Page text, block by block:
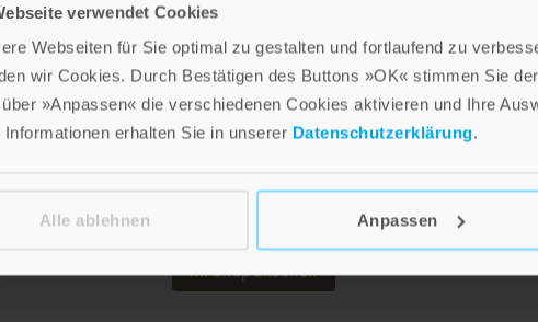
verwendet Cookies
Webseiten für Sie optimal zu gestalten und fortlaufend zu
wir Cookies. Durch Bestätigen des Buttons »OK« stimmen Sie
»Anpassen« die verschiedenen Cookies aktivieren und Ihre
Informationen erhalten Sie in unserer Datenschutzerklärung.
Alle ablehnen Anpassen
und
Peter Suchla
Batlogg SJ
Warum Beten manchmal
ist
Im Shop ansehen
Von der
Im